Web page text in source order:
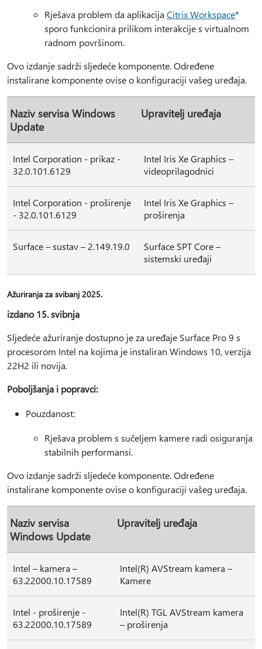
Rješava problem da aplikacija Citrix Workspace*
sporo funkcionira prilikom interakcije s virtualnom
radnom površinom.
Ovo izdanje sadrži sljedeće komponente. Određene
instalirane komponente ovise o konfiguraciji vašeg uređaja.
Naziv servisa Windows
Update
Upravitelj uređaja
Intel Corporation - prikaz -
32.0.101.6129
Intel Iris Xe Graphics –
videoprilagodnici
Intel Corporation - proširenje
- 32.0.101.6129
Intel Iris Xe Graphics –
proširenja
Surface – sustav – 2.149.19.0
Surface SPT Core –
sistemski uređaji
Ažuriranja za svibanj 2025.
izdano 15. svibnja
Sljedeće ažuriranje dostupno je za uređaje Surface Pro 9 s
procesorom Intel na kojima je instaliran Windows 10, verzija
22H2 ili novija.
Poboljšanja i popravci:
Pouzdanost:
Rješava problem s sučeljem kamere radi osiguranja
stabilnih performansi.
Ovo izdanje sadrži sljedeće komponente. Određene
instalirane komponente ovise o konfiguraciji vašeg uređaja.
Naziv servisa
Windows Update
Upravitelj uređaja
Intel – kamera –
63.22000.10.17589
Intel(R) AVStream kamera –
Kamere
Intel - proširenje -
63.22000.10.17589
Intel(R) TGL AVStream kamera
– proširenja